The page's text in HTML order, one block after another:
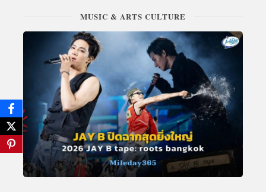
MUSIC & ARTS CULTURE